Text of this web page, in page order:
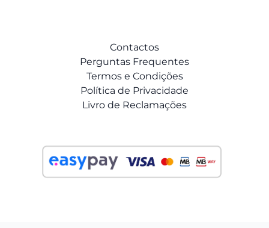
Contactos
Perguntas Frequentes
Termos e Condições
Política de Privacidade
Livro de Reclamações